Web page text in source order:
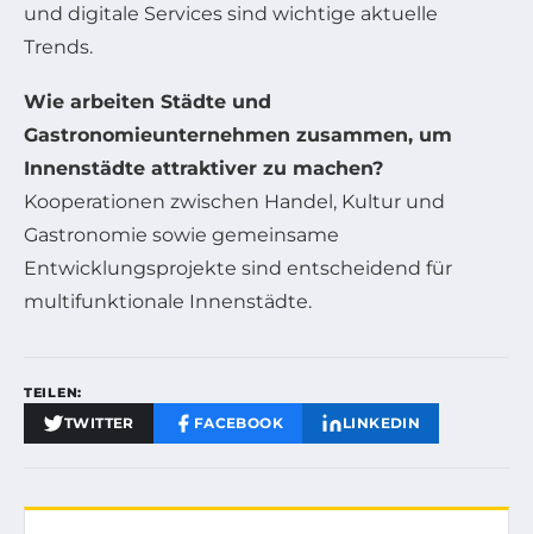
und digitale Services sind wichtige aktuelle
Trends.
Wie arbeiten Städte und
Gastronomieunternehmen zusammen, um
Innenstädte attraktiver zu machen?
Kooperationen zwischen Handel, Kultur und
Gastronomie sowie gemeinsame
Entwicklungsprojekte sind entscheidend für
multifunktionale Innenstädte.
TEILEN:
TWITTER FACEBOOK LINKEDIN